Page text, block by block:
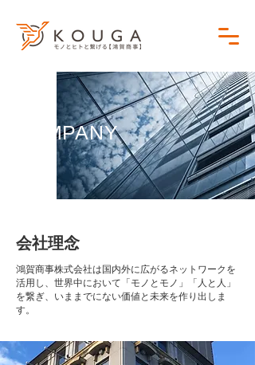
​会社案内
​COMPANY
​会社理念
鴻賀商事株式会社は国内外に広がるネットワークを
活用し、世界中において「モノとモノ」「人と人」​​
を繋ぎ、いままでにない価値と未来を作り出しま
す。